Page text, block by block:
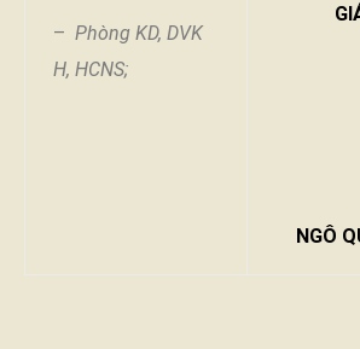
– Phòng KD, DVK
H, HCNS;
NGÔ